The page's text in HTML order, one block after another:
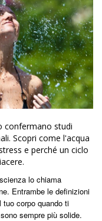
confermano studi
Scopri come l'acqua
e perché un ciclo
lo chiama
Entrambe le definizioni
corpo quando ti
sempre più solide.